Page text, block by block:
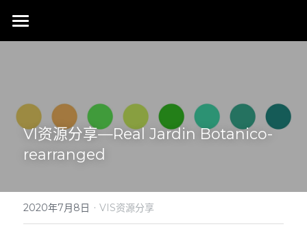
首页
同行赞誉
荣膺奖项
关于我们
联系我们
VI资源分享—Real Jardin Botanico-
rearranged
2020年7月8日 · VIS资源分享